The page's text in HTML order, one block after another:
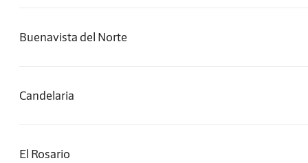
Buenavista del Norte
Candelaria
El Rosario